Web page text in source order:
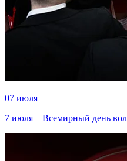
07 июля
7 июля – Всемирный день